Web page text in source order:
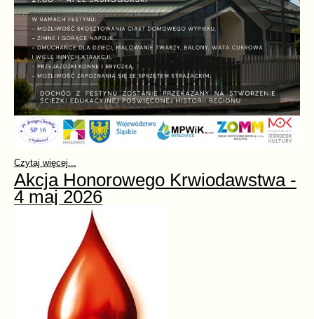
Czytaj więcej...
Akcja Honorowego Krwiodawstwa -
4 maj 2026